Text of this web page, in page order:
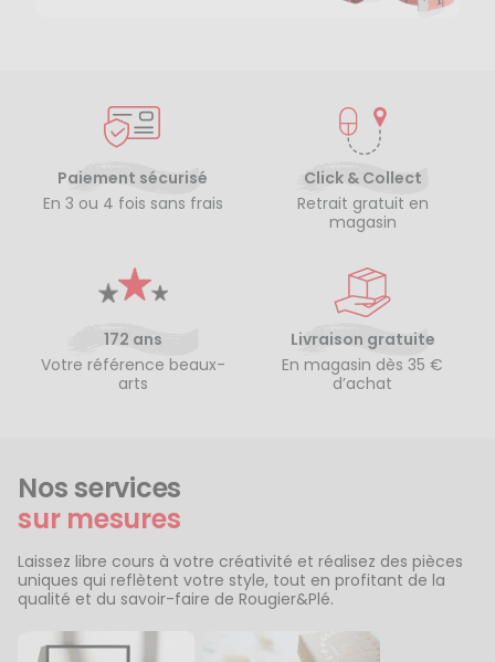
Paiement sécurisé
En 3 ou 4 fois sans frais
Click & Collect
Retrait gratuit en
magasin
172 ans
Votre référence beaux-
arts
Livraison gratuite
En magasin dès 35 €
d’achat
Nos services
sur mesures
Laissez libre cours à votre créativité et réalisez des pièces
uniques qui reflètent votre style, tout en profitant de la
qualité et du savoir-faire de Rougier&Plé.